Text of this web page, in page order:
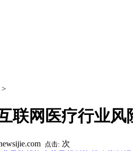
>
联网医疗行业
点击: 次